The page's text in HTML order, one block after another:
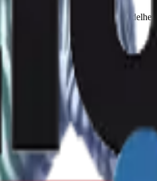
egyedi homlokzati szín is rendelhető.